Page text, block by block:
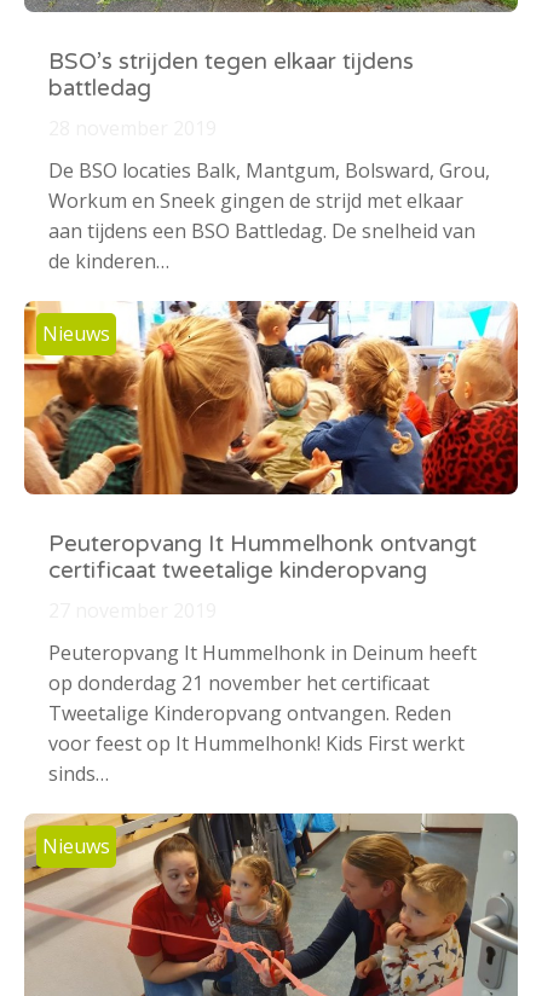
BSO’s strijden tegen elkaar tijdens
battledag
De BSO locaties Balk, Mantgum, Bolsward, Grou,
Workum en Sneek gingen de strijd met elkaar
aan tijdens een BSO Battledag. De snelheid van
de kinderen…
Nieuws
Peuteropvang It Hummelhonk ontvangt
certificaat tweetalige kinderopvang
Peuteropvang It Hummelhonk in Deinum heeft
op donderdag 21 november het certificaat
Tweetalige Kinderopvang ontvangen. Reden
voor feest op It Hummelhonk! Kids First werkt
sinds…
Nieuws